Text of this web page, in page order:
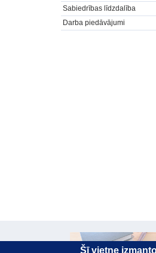
Sabiedrības līdzdalība
Darba piedāvājumi
Šī vietne